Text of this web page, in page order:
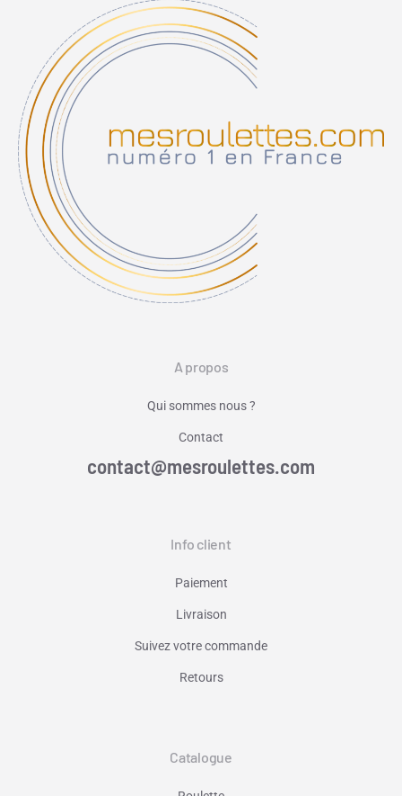
A propos
Qui sommes nous ?
Contact
contact@mesroulettes.com
Info client
Paiement
Livraison
Suivez votre commande
Retours
Catalogue